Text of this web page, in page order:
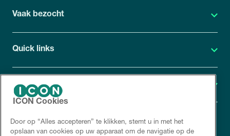
Vaak bezocht
Quick links
Geneesmiddelenonderzoek
ICON Privacy verklaring
ICON Cookies
Door op “Alles accepteren” te klikken, stemt u in met het
opslaan van cookies op uw apparaat om de navigatie op de